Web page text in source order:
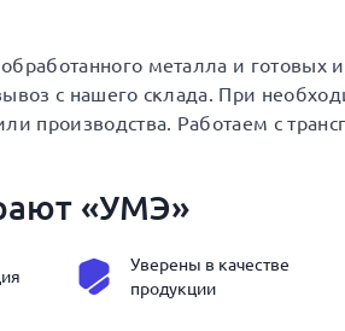
металла и готовых
с нашего склада. При
производства. Работаем с
«УМЭ»
Уверены в качестве
продукции